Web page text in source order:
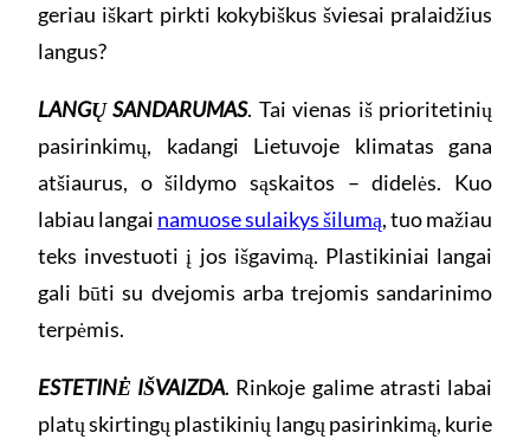
geriau iškart pirkti kokybiškus šviesai pralaidžius
langus?
LANGŲ SANDARUMAS. Tai vienas iš prioritetinių
pasirinkimų, kadangi Lietuvoje klimatas gana
atšiaurus, o šildymo sąskaitos – didelės. Kuo
labiau langai namuose sulaikys šilumą, tuo mažiau
teks investuoti į jos išgavimą. Plastikiniai langai
gali būti su dvejomis arba trejomis sandarinimo
terpėmis.
ESTETINĖ IŠVAIZDA. Rinkoje galime atrasti labai
platų skirtingų plastikinių langų pasirinkimą, kurie